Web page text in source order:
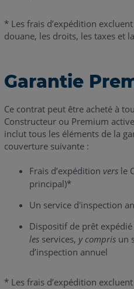
* Les frais d’expédition
douane, les droits, les taxes et
Garantie
Ce contrat peut être acheté à
Constructeur ou Premium
inclut tous les éléments de la
couverture suivante :
Frais d’expédition versle
principal)*
Un service d'inspection
Dispositif de prêt
les services, y comprisun
d’inspection annuel
* Les frais d’expédition